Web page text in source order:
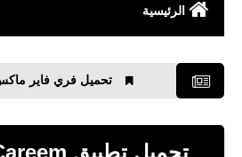
الرئيسية
رياضة
مواقع
تحميل فري فاير ماكس تحديث 2.114.1 Free Fire MAX x NARUTO APK